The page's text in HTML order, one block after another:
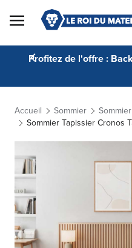
Skip to Content
Profitez de l'offre :
Accueil Sommier
Sommier Tapissier Cronos